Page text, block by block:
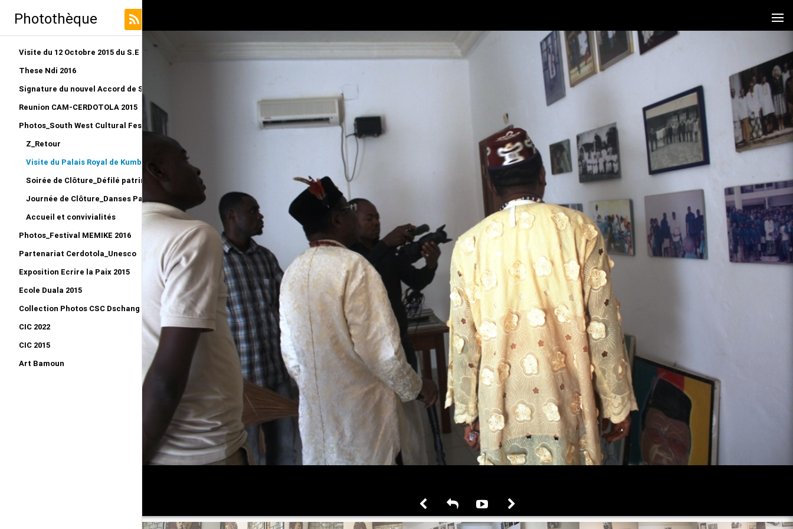
Photothèque
Visite du 12 Octobre 2015 du S.E au LRO
These Ndi 2016
Signature du nouvel Accord de Siège CERDOTOLA
Reunion CAM-CERDOTOLA 2015
Photos_South West Cultural Festival_Kumba 2015
Z_Retour
Visite du Palais Royal de Kumba_Reportage
Soirée de Clôture_Défilé patriminial et remise des Prix
Journée de Clôture_Danses Patrimoniales
Accueil et convivialités
Photos_Festival MEMIKE 2016
Partenariat Cerdotola_Unesco
Exposition Ecrire la Paix 2015
Ecole Duala 2015
Collection Photos CSC Dschang 2015
CIC 2022
CIC 2015
Art Bamoun